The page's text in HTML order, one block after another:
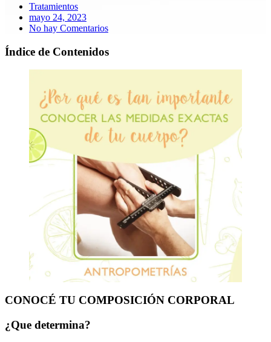
Tratamientos
mayo 24, 2023
No hay Comentarios
Índice de Contenidos
CONOCÉ TU COMPOSICIÓN CORPORAL
¿Que determina?